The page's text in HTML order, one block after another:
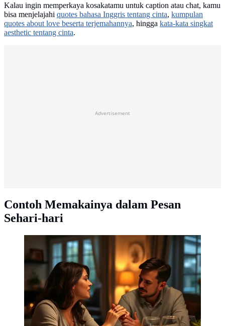
Kalau ingin memperkaya kosakatamu untuk caption atau chat, kamu
bisa menjelajahi quotes bahasa Inggris tentang cinta, kumpulan
quotes about love beserta terjemahannya, hingga kata-kata singkat
aesthetic tentang cinta.
Advertisement
Contoh Memakainya dalam Pesan
Sehari-hari